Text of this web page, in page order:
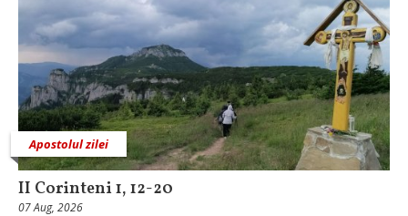
Apostolul zilei
II Corinteni 1, 12-20
07 Aug, 2026